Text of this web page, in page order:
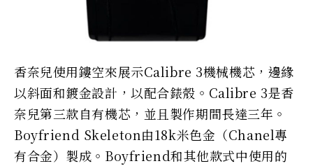
香奈兒使用鏤空來展示Calibre 3機械機芯，邊緣
以斜面和鍍金設計，以配合錶殼。Calibre 3是香
奈兒第三款自有機芯，並且製作期間長達三年。
Boyfriend Skeleton由18k米色金（Chanel專
有合金）製成。Boyfriend和其他款式中使用的